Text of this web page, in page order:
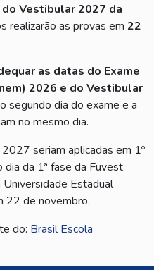
Vestibular 2027 da
realizarão as provas em 22
as datas do Exame
2026 e do Vestibular
segundo dia do exame e a
no mesmo dia.
seriam aplicadas em 1º
da 1ª fase da Fuvest
Estadual
22 de novembro.
do: Brasil Escola